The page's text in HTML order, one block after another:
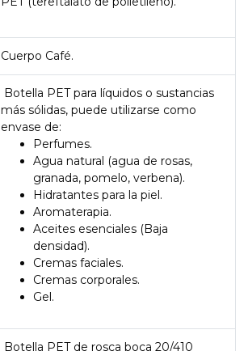
Cuerpo Café.
Botella PET para líquidos o sustancias
más sólidas, puede utilizarse como
envase de:
Perfumes.
Agua natural (agua de rosas,
granada, pomelo, verbena).
Hidratantes para la piel.
Aromaterapia.
Aceites esenciales (Baja
densidad).
Cremas faciales.
Cremas corporales.
Gel.
Botella PET de rosca boca 20/410